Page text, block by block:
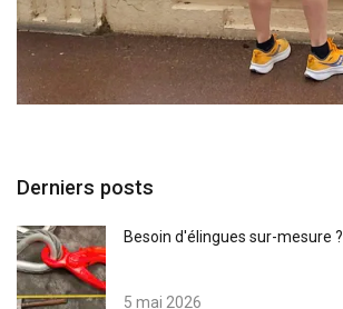
Derniers posts
Besoin d'élingues sur-mesure ?
5 mai 2026